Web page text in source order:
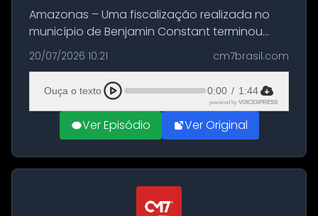
Amazonas – Uma fiscalização realizada no
município de Benjamin Constant terminou
com a apreensão de aproximadamente 115
quilos de entorpecentes em uma
embarcação atracada no porto da cidade. O
materia...
20/07/2026 10:21 cm7brasil.com
Ouça o texto 0:00 / 1:44
powered by VOICEXPRESS
Ver Episódio Ver Original